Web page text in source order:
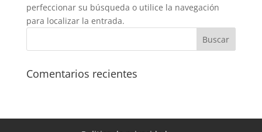
perfeccionar su búsqueda o utilice la navegación
para localizar la entrada.
Comentarios recientes